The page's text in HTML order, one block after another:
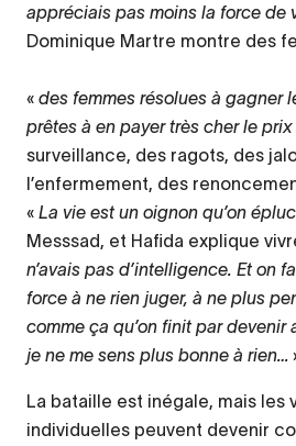
appréciais pas moins la force de
Dominique Martre montre des
« des femmes résolues à gagner
prêtes à en payer très cher le prix
surveillance, des ragots, des
l’enfermement, des
« La vie est un oignon qu’on
Messsad, et Hafida explique
n’avais pas d’intelligence. Et on
force à ne rien juger, à ne plus
comme ça qu’on finit par devenir
je ne me sens plus bonne à rien…
La bataille est inégale, mais les
individuelles peuvent devenir